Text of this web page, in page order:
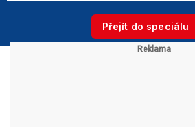
Přejít do speciálu